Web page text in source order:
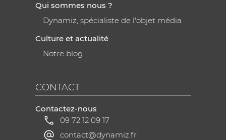
Qui sommes nous ?
Dynamiz, spécialiste de l'objet média
Culture et actualité
Notre blog
CONTACT
Contactez-nous
09 72 12 09 17
contact@dynamiz.fr